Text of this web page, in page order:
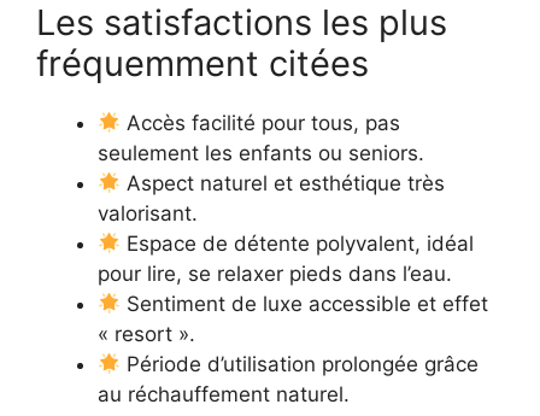
Les satisfactions les plus
fréquemment citées
Accès facilité pour tous, pas
seulement les enfants ou seniors.
Aspect naturel et esthétique très
valorisant.
Espace de détente polyvalent, idéal
pour lire, se relaxer pieds dans l’eau.
Sentiment de luxe accessible et effet
« resort ».
Période d’utilisation prolongée grâce
au réchauffement naturel.